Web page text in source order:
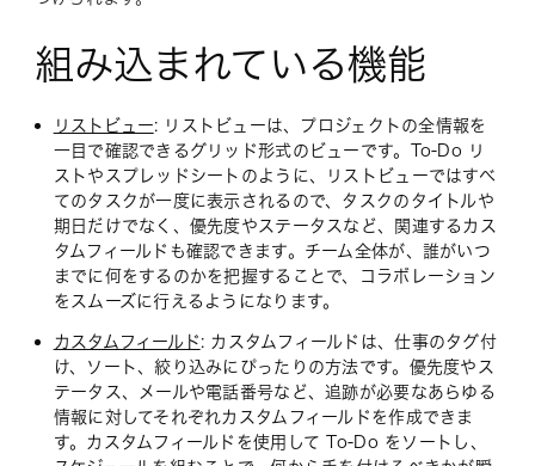
組み込まれている機能
リストビュー: リストビューは、プロジェクトの全情報を
一目で確認できるグリッド形式のビューです。To-Do リ
ストやスプレッドシートのように、リストビューではすべ
てのタスクが一度に表示されるので、タスクのタイトルや
期日だけでなく、優先度やステータスなど、関連するカス
タムフィールドも確認できます。チーム全体が、誰がいつ
までに何をするのかを把握することで、コラボレーション
をスムーズに行えるようになります。
カスタムフィールド : カスタムフィールドは、仕事のタグ付
け、ソート、絞り込みにぴったりの方法です。優先度やス
テータス、メールや電話番号など、追跡が必要なあらゆる
情報に対してそれぞれカスタムフィールドを作成できま
す。カスタムフィールドを使用して To-Do をソートし、